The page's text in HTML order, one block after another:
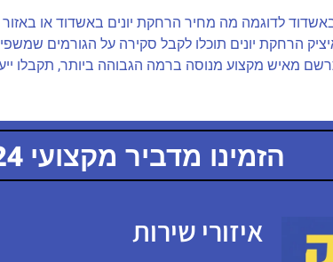
לדוגמה מה מחיר הרחקת יונים באשדוד או
הרחקת יונים תוכלו לקבל סקירה על הגורמים
מאיש מקצוע מנוסה ברמה הגבוהה ביותר, תקבלו
הזמינו מדביר מקצועי 054-870-1424
איזורי שירות